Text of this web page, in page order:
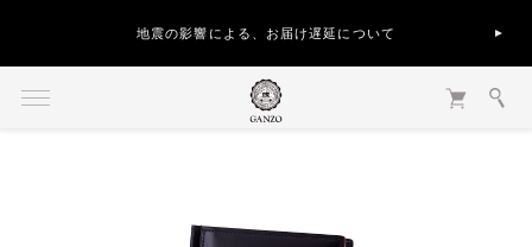
地震の影響による、お届け遅延について